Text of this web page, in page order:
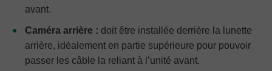
avant.
Caméra arrière : doit être installée derrière la lunette
arrière, idéalement en partie supérieure pour pouvoir
passer les câble la reliant à l’unité avant.